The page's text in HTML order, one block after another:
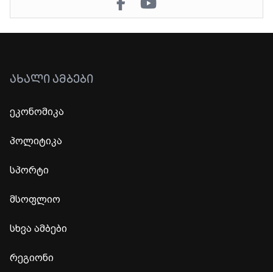
ᲐᲮᲐᲚᲘ ᲐᲛᲑᲔᲑᲘ
ეკონომიკა
პოლიტიკა
სპორტი
მსოფლიო
სხვა ამბები
რეგიონი